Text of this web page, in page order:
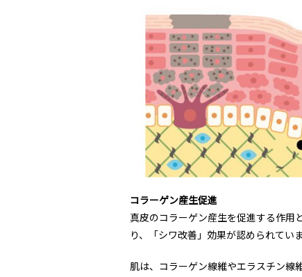
コラーゲン産生促進
真皮のコラーゲン産生を促進する作用
り、「シワ改善」効果が認められていま
肌は、コラーゲン線維やエラスチン線